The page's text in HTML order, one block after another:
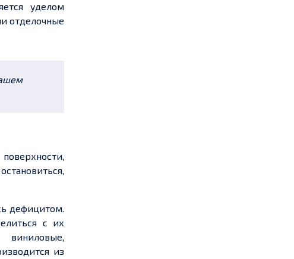
уделом
отделочные
дефицитом.
с их
из